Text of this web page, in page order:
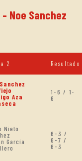
- Noe Sanchez
2 Resultado
Aza
1-6 / 1-
6
Nieto
García
6-3 /
6-7 /
6-3